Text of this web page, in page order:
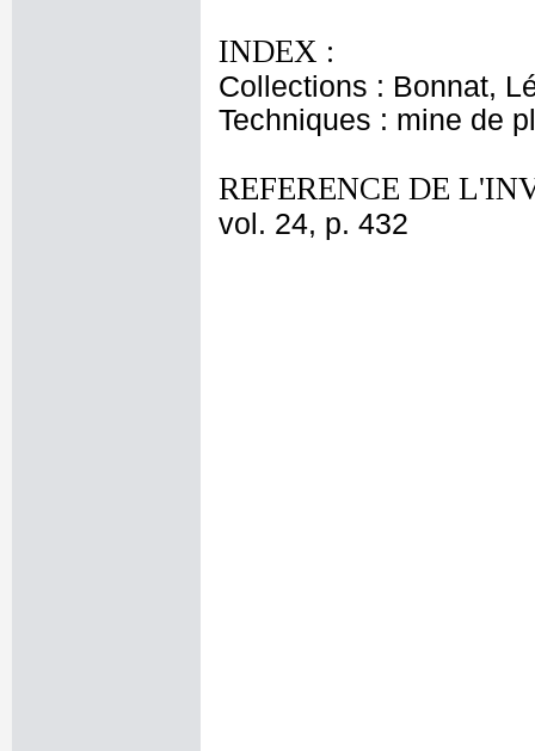
INDEX :
Collections : Bonnat,
Techniques : mine de
REFERENCE DE
vol. 24, p. 432